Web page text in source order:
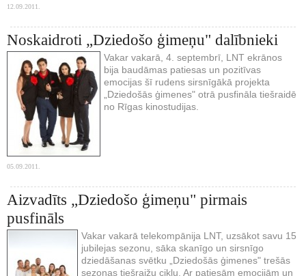
12.09.2011.
Noskaidroti „Dziedošo ģimeņu" dalībnieki
Vakar vakarā, 4. septembrī, LNT ekrānos
bija baudāmas patiesas un pozitīvas
emocijas šī rudens sirsnīgākā projekta
„Dziedošās ģimenes" otrā pusfināla tiešraidē
no Rīgas kinostudijas.
05.09.2011.
Aizvadīts „Dziedošo ģimeņu" pirmais
pusfināls
Vakar vakarā telekompānija LNT, uzsākot savu 15
jubilejas sezonu, sāka skanīgo un sirsnīgo
dziedāšanas svētku „Dziedošās ģimenes" trešās
sezonas tiešraižu ciklu. Ar patiesām emocijām un